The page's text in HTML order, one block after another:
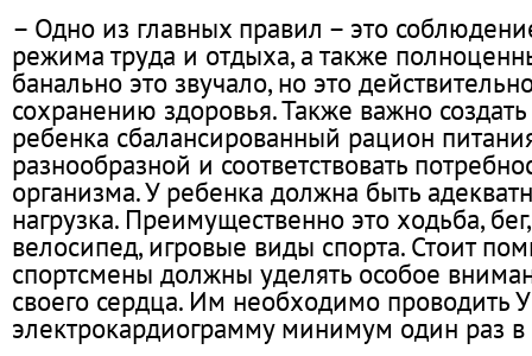
– Одно из главных правил – это
режима труда и отдыха, а также
банально это звучало, но это
сохранению здоровья. Также важно
ребенка сбалансированный рацион
разнообразной и соответствовать
организма. У ребенка должна быть
нагрузка. Преимущественно это ходьба,
велосипед, игровые виды спорта. Стоит
спортсмены должны уделять особое
своего сердца. Им необходимо проводить
электрокардиограмму минимум один раз в